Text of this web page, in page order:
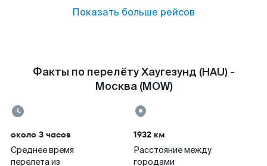
Показать больше рейсов
Факты по перелёту Хаугезунд (HAU) -
Москва (MOW)
около 3 часов
Среднее время
перелета из
1932 км
Расстояние между
городами